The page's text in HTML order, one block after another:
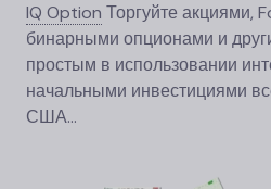
IQ Option Торгуйте акциями,
бинарными опционами и
простым в использовании
начальными инвестициями
США…